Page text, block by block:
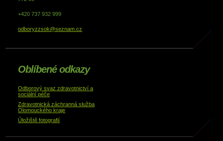
+420 737 932 999
odboryzzsok@seznam.cz
Oblíbené odkazy
Odborový svaz zdravotnictví a
sociální péče
Zdravotnická záchranná služba
Olomouckého kraje
Úložiště fotografií